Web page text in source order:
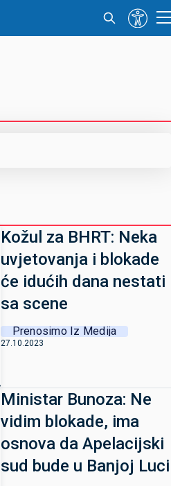
Kožul za BHRT: Neka
uvjetovanja i blokade
će idućih dana nestati
sa scene
Prenosimo Iz Medija
27.10.2023
Ministar Bunoza: Ne
vidim blokade, ima
osnova da Apelacijski
sud bude u Banjoj Luci